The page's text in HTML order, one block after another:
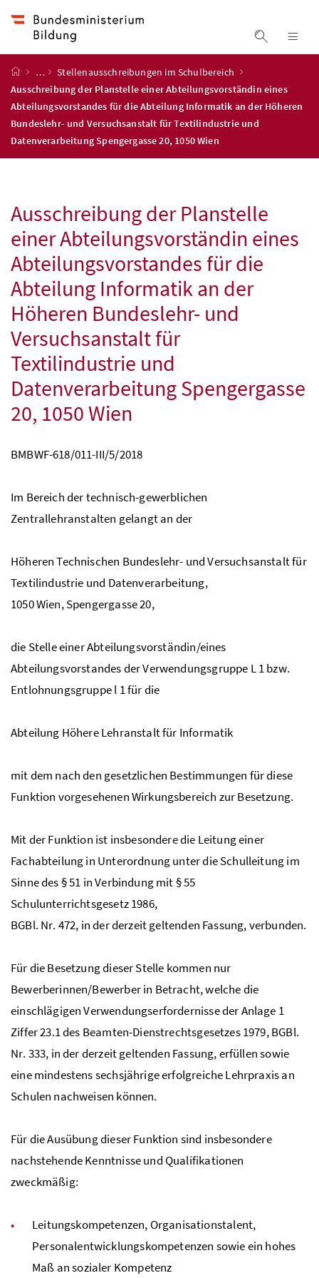
Suche
Startseite
…
Stellenausschreibungen im Schulbereich
Ausschreibung der Planstelle einer Abteilungsvorständin eines
Abteilungsvorstandes für die Abteilung Informatik an der Höheren
Bundeslehr- und Versuchsanstalt für Textilindustrie und
Datenverarbeitung Spengergasse 20, 1050 Wien
Ausschreibung der Planstelle
einer Abteilungsvorständin eines
Abteilungsvorstandes für die
Abteilung Informatik an der
Höheren Bundeslehr- und
Versuchsanstalt für
Textilindustrie und
Datenverarbeitung Spengergasse
20, 1050 Wien
BMBWF-618/011-III/5/2018
Im Bereich der technisch-gewerblichen
Zentrallehranstalten gelangt an der
Höheren Technischen Bundeslehr- und Versuchsanstalt für
Textilindustrie und Datenverarbeitung,
1050 Wien, Spengergasse 20,
die Stelle einer Abteilungsvorständin/eines
Abteilungsvorstandes der Verwendungsgruppe L 1bzw.
Entlohnungsgruppe l 1 für die
Abteilung Höhere Lehranstalt für Informatik
mit dem nach den gesetzlichen Bestimmungen für diese
Funktion vorgesehenen Wirkungsbereich zur Besetzung.
Mit der Funktion ist insbesondere die Leitung einer
Fachabteilung in Unterordnung unter die Schulleitung im
Sinne des § 51 in Verbindung mit § 55
Schulunterrichtsgesetz 1986,
BGBl. Nr. 472, in der derzeit geltenden Fassung, verbunden.
Für die Besetzung dieser Stelle kommen nur
Bewerberinnen/Bewerber in Betracht, welche die
einschlägigen Verwendungserfordernisse der Anlage 1
Ziffer 23.1 des Beamten-Dienstrechtsgesetzes 1979,BGBl.
Nr. 333, in der derzeit geltenden Fassung, erfüllen sowie
eine mindestens sechsjährige erfolgreiche Lehrpraxis an
Schulen nachweisen können.
Für die Ausübung dieser Funktion sind insbesondere
nachstehende Kenntnisse und Qualifikationen
zweckmäßig:
Leitungskompetenzen, Organisationstalent,
Personalentwicklungskompetenzen sowie ein hohes
Maß an sozialer Kompetenz